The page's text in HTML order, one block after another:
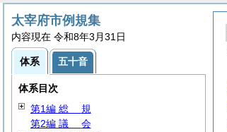
太宰府市例規集
内容現在 令和8年3月31日
体系 五十音
体系目次
第1編 総 規
第2編 議 会